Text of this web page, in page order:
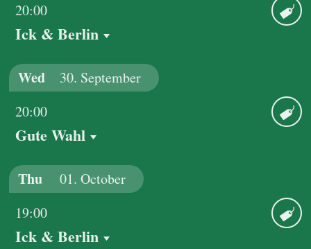
20:00
Ick & Berlin
Wed 30. September
20:00
Gute Wahl
Thu 01. October
19:00
Ick & Berlin